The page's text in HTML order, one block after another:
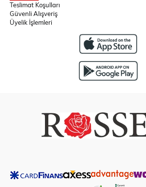
Teslimat Koşulları
Güvenli Alışveriş
Üyelik İşlemleri